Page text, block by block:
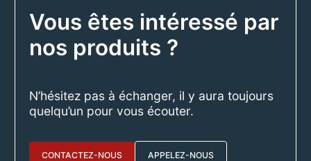
Vous êtes intéressé par
nos produits ?
N’hésitez pas à échanger, il y aura toujours
quelqu’un pour vous écouter.
CONTACTEZ-NOUS APPELEZ-NOUS